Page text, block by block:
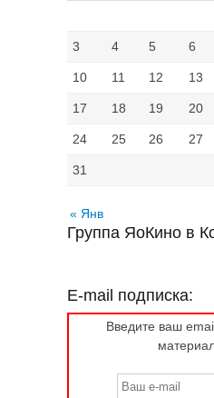
3 4 5 6
10 11 12 13
17 18 19 20
24 25 26 27
31
« Янв
Группа ЯоКино в
E-mail подписка:
Введите ваш